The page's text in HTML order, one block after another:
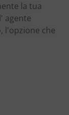
la tua
agente
l'opzione che